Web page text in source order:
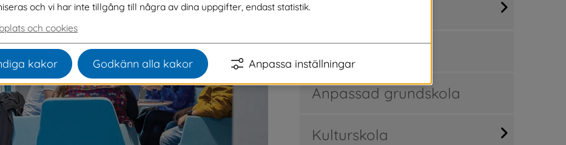
Anpassad grundskola
Kulturskola
och vi har inte tillgång till några av dina uppgifter, endast statistik.
och cookies
kakor Godkänn alla kakor Anpassa inställningar